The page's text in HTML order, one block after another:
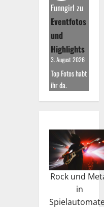
Funngirl zu
Eventfotos
und
Highlights
3. August 2026
Top Fotos habt
ihr da.
Rock und
in